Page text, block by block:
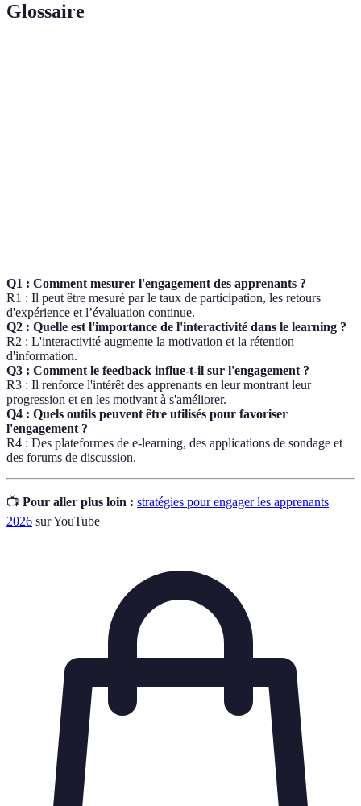
Glossaire
Q1 : Comment mesurer l'engagement des apprenants ?
R1 : Il peut être mesuré par le taux de participation, les retours
d'expérience et l’évaluation continue.
Q2 : Quelle est l'importance de l'interactivité dans le learning ?
R2 : L'interactivité augmente la motivation et la rétention
d'information.
Q3 : Comment le feedback influe-t-il sur l'engagement ?
R3 : Il renforce l'intérêt des apprenants en leur montrant leur
progression et en les motivant à s'améliorer.
Q4 : Quels outils peuvent être utilisés pour favoriser
l'engagement ?
R4 : Des plateformes de e-learning, des applications de sondage et
des forums de discussion.
📺 Pour aller plus loin : stratégies pour engager les apprenants
2026 sur YouTube